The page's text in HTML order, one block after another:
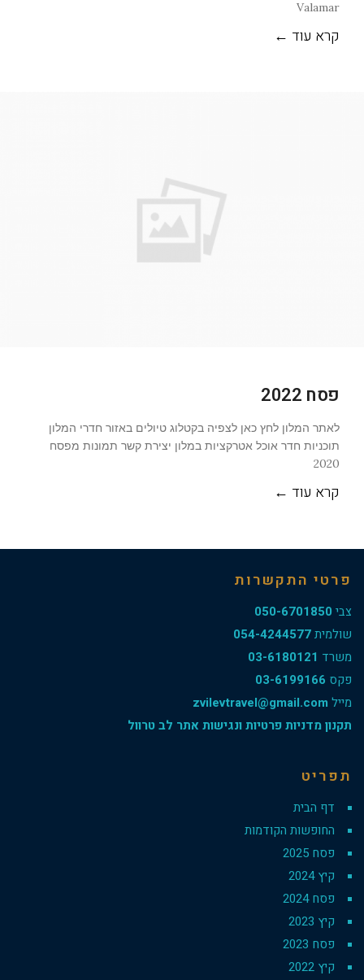
Valamar
קרא עוד ←
פסח 2022
לאתר המלון לחץ כאן לצפיה בקטלוג טיולים באזור חדרי המלון
תוכניות חדר אוכל אטרקציות במלון יצירת קשר תמונות מפסח
2020
קרא עוד ←
פרטי התקשרות
צבי050-6701850
שולמית054-4244577
משרד03-6180121
פקס03-6199166
מיילzvilevtravel@gmail.com
תקנון מדניות פרטיות ונגישות אתר לב טרוול
תפריט
דף הבית
החופשות הקודמות
פסח 2025
קיץ 2024
פסח 2024
קיץ 2023
פסח 2023
קיץ 2022